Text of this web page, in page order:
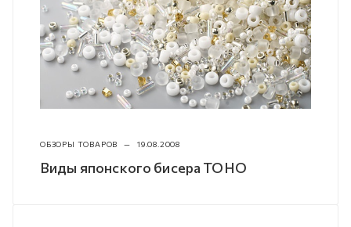
ОБЗОРЫ ТОВАРОВ — 19.08.2008
Виды японского бисера TOHO